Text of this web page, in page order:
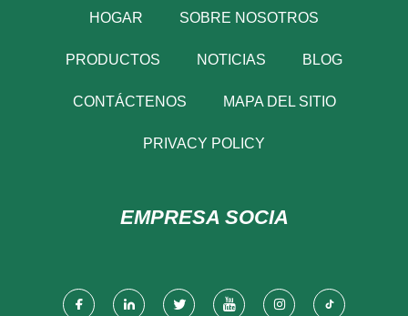
HOGAR SOBRE NOSOTROS
PRODUCTOS NOTICIAS BLOG
CONTÁCTENOS MAPA DEL SITIO
PRIVACY POLICY
EMPRESA SOCIA